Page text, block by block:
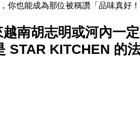
你也能成為那位被稱讚「品味真好！
越南胡志明或河內一
STAR KITCHEN 的